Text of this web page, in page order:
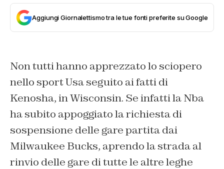
Aggiungi Giornalettismo tra le tue fonti preferite su Google
Non tutti hanno apprezzato lo sciopero
nello sport Usa seguito ai fatti di
Kenosha, in Wisconsin. Se infatti la Nba
ha subito appoggiato la richiesta di
sospensione delle gare partita dai
Milwaukee Bucks, aprendo la strada al
rinvio delle gare di tutte le altre leghe